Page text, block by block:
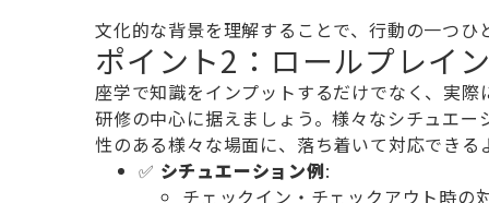
文化的な背景を理解することで、行動の一つ
ポイント2：ロールプレイ
座学で知識をインプットするだけでなく、実
研修の中心に据えましょう。様々なシチュエ
性のある様々な場面に、落ち着いて対応できる
✅ シチュエーション例:
チェックイン・チェックアウト時の